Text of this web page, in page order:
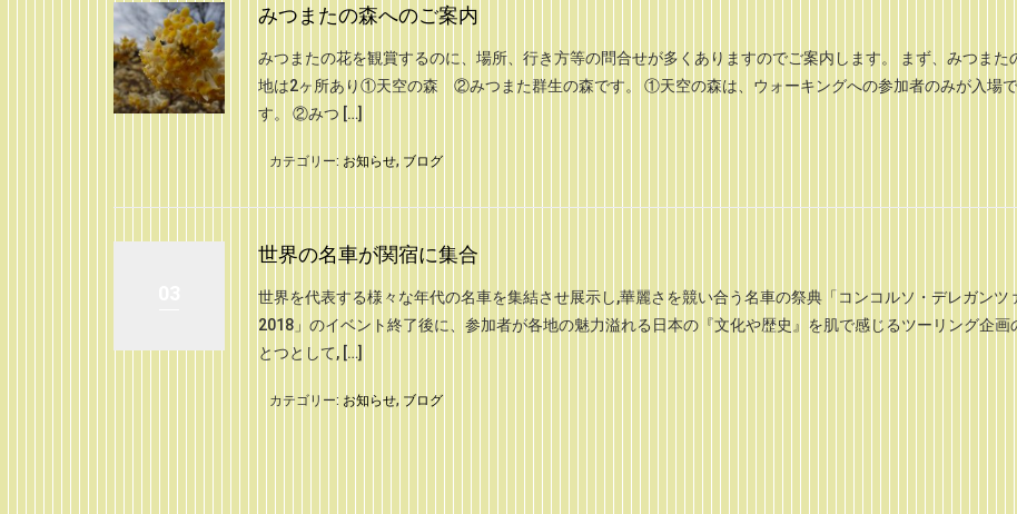
みつまたの森へのご案内
みつまたの花を観賞するのに、場所、行き方等の問合せが多くありますのでご案内します。 まず、みつまた
地は2ヶ所あり①天空の森 ②みつまた群生の森です。 ①天空の森は、ウォーキングへの参加者のみが入場で
す。 ②みつ […]
カテゴリー: お知らせ, ブログ
世界の名車が関宿に集合
世界を代表する様々な年代の名車を集結させ展示し,華麗さを競い合う名車の祭典「コンコルソ・デレガンツ
2018」のイベント終了後に、参加者が各地の魅力溢れる日本の『文化や歴史』を肌で感じるツーリング企画
とつとして, […]
カテゴリー: お知らせ, ブログ